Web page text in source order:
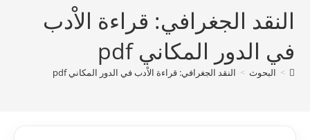
النقد الجغرافي: قراءة الاْدب
في الدور المكاني pdf
> البحوث > النقد الجغرافي: قراءة الاْدب في الدور المكاني pdf